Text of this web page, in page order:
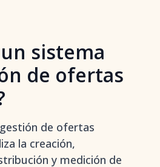
sistema
de ofertas
de ofertas
la creación,
y medición de